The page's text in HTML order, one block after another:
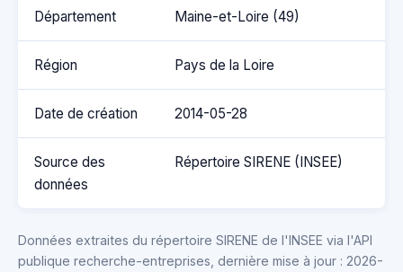
Département Maine-et-Loire (49)
Région Pays de la Loire
Date de création 2014-05-28
Source des
données
Répertoire SIRENE (INSEE)
Données extraites du répertoire SIRENE de l'INSEE via l'API
publique recherche-entreprises, dernière mise à jour : 2026-